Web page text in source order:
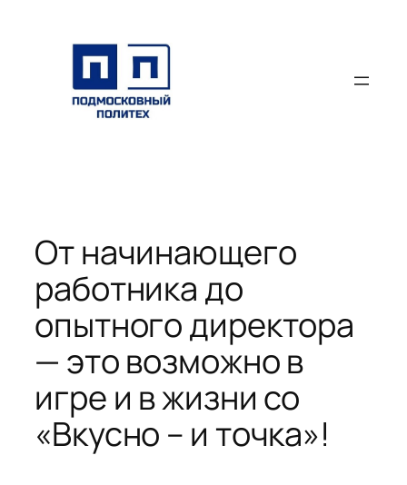
содержимому
От начинающего
работника до
опытного директора
— это возможно в
игре и в жизни со
«Вкусно – и точка»!